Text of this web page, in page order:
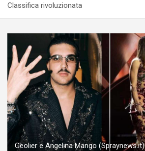
Classifica rivoluzionata
Geolier e Angelina Mango (Spraynews.it)